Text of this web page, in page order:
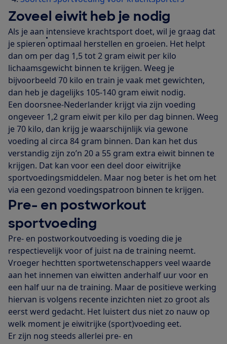
Zoveel eiwit heb je nodig
Als je aan intensieve krachtsport doet, wil je graag dat
je spieren optimaal herstellen en groeien. Het helpt
dan om per dag 1,5 tot 2 gram eiwit per kilo
lichaamsgewicht binnen te krijgen. Weeg je
bijvoorbeeld 70 kilo en train je vaak met gewichten,
dan heb je dagelijks 105-140 gram eiwit nodig.
Een doorsnee-Nederlander krijgt via zijn voeding
ongeveer 1,2 gram eiwit per kilo per dag binnen. Weeg
je 70 kilo, dan krijg je waarschijnlijk via gewone
voeding al circa 84 gram binnen. Dan kan het dus
verstandig zijn zo’n 20 a 55 gram extra eiwit binnen te
krijgen. Dat kan voor een deel door eiwitrijke
sportvoedingsmiddelen. Maar nog beter is het om het
via een gezond voedingspatroon binnen te krijgen.
Pre- en postworkout
sportvoeding
Pre- en postworkoutvoeding is voeding die je
respectievelijk voor of juist na de training neemt.
Vroeger hechtten sportwetenschappers veel waarde
aan het innemen van eiwitten anderhalf uur voor en
een half uur na de training. Maar de positieve werking
hiervan is volgens recente inzichten niet zo groot als
eerst werd gedacht. Het luistert dus niet zo nauw op
welk moment je eiwitrijke (sport)voeding eet.
Er zijn nog steeds allerlei pre- en